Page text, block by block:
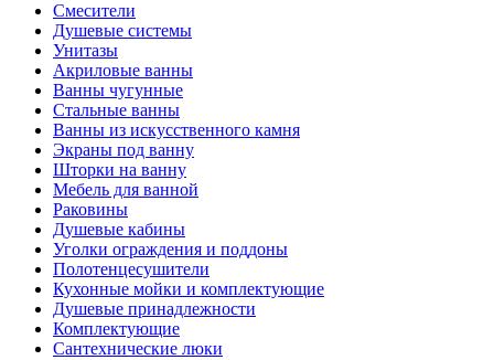
Смесители
Душевые системы
Унитазы
Акриловые ванны
Ванны чугунные
Стальные ванны
Ванны из искусственного камня
Экраны под ванну
Шторки на ванну
Мебель для ванной
Раковины
Душевые кабины
Уголки ограждения и поддоны
Полотенцесушители
Кухонные мойки и комплектующие
Душевые принадлежности
Комплектующие
Сантехнические люки